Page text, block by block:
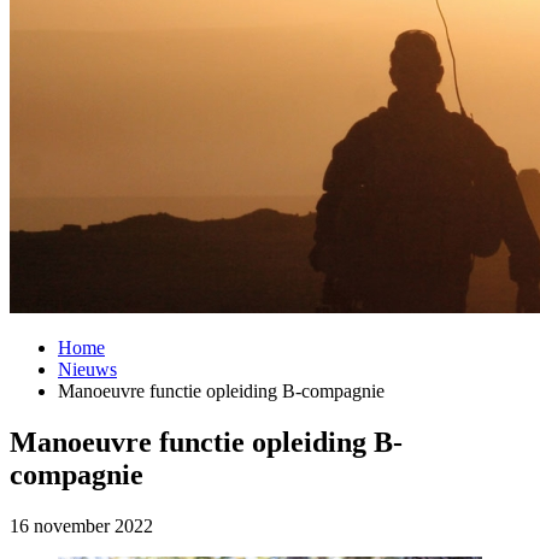
Home
Nieuws
Manoeuvre functie opleiding B-compagnie
Manoeuvre functie opleiding B-
compagnie
16 november 2022